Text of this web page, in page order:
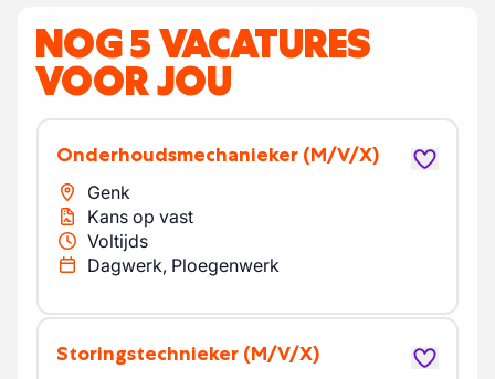
NOG 5 VACATURES
VOOR JOU
Onderhoudsmechanieker (M/V/X)
Genk
Kans op vast
Voltijds
Dagwerk, Ploegenwerk
Storingstechnieker (M/V/X)